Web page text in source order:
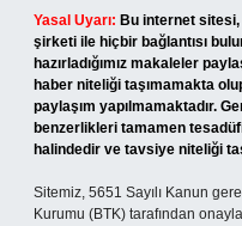
Yasal Uyarı: Bu internet
şirketi ile hiçbir bağlantısı
hazırladığımız makaleler
haber niteliği taşımamakta
paylaşım yapılmamaktadır.
benzerlikleri tamamen
halindedir ve tavsiye niteliği
Sitemiz, 5651 Sayılı Kanun
Kurumu (BTK) tarafından